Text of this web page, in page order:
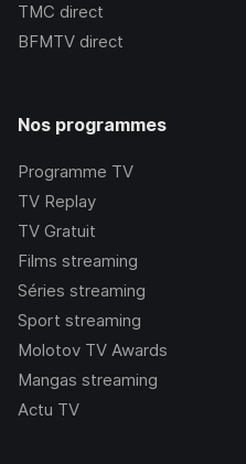
TMC direct
BFMTV direct
Nos programmes
Programme TV
TV Replay
TV Gratuit
Films streaming
Séries streaming
Sport streaming
Molotov TV Awards
Mangas streaming
Actu TV